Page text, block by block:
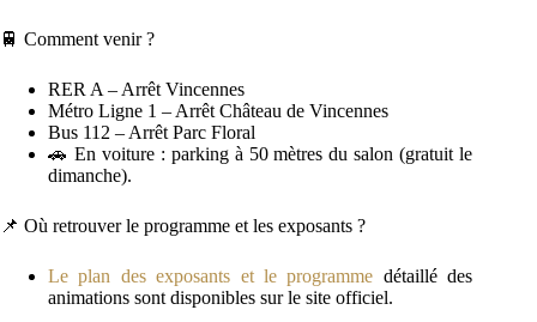
🚆 Comment venir ?
RER A – Arrêt Vincennes
Métro Ligne 1 – Arrêt Château de Vincennes
Bus 112 – Arrêt Parc Floral
🚗 En voiture : parking à 50 mètres du salon (gratuit le
dimanche).
📌 Où retrouver le programme et les exposants ?
Le plan des exposants et le programme détaillé des
animations sont disponibles sur le site officiel.